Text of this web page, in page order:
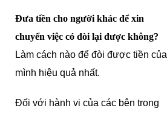
Đưa tiền cho người khác để xin
chuyển việc có đòi lại được không?
Làm cách nào để đòi được tiền của
mình hiệu quả nhất.
Đối với hành vi của các bên trong